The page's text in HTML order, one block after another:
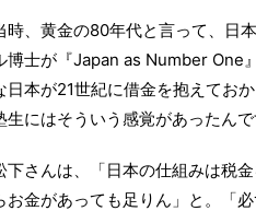
、黄金の80年代と言って、日
博士が『Japan as Number One
日本が21世紀に借金を抱えてお
生にはそういう感覚があったんで
さんは、「日本の仕組みは税
お金があっても足りん」と。「